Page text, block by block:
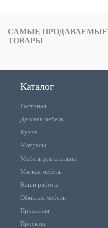
САМЫЕ ПРОДАВАЕМЫЕ
ТОВАРЫ
Каталог
Гостиная
Детская мебель
Кухня
Матрасы
Мебель для спальни
Мягкая мебель
Наши работы
Офисная мебель
Прихожая
Проекты